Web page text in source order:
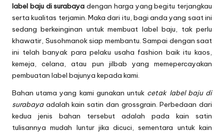
label baju di surabaya dengan harga yang begitu terjangkau
serta kualitas terjamin. Maka dari itu, bagi anda yang saat ini
sedang berkeinginan untuk membuat label baju, tak perlu
khawatir, Susohmanok siap membantu. Sampai dengan saat
ini telah banyak para pelaku usaha fashion baik itu kaos,
kemeja, celana, atau pun jilbab yang memepercayakan
pembuatan label bajunya kepada kami.
Bahan utama yang kami gunakan untuk cetak label baju di
surabayaadalah kain satin dan grossgrain. Perbedaan dari
kedua jenis bahan tersebut adalah pada kain satin
tulisannya mudah luntur jika dicuci, sementara untuk kain